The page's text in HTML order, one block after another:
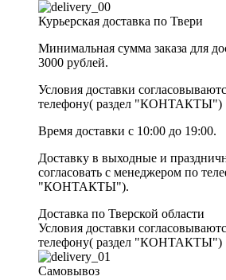
Курьерская доставка по Твери
Минимальная сумма заказа для
3000 рублей.
Условия доставки
телефону( раздел "КОНТАКТЫ")
Время доставки с 10:00 до 19:00.
Доставку в выходные и
согласовать с менеджером по
"КОНТАКТЫ").
Доставка по Тверской области
Условия доставки
телефону( раздел "КОНТАКТЫ")
Самовывоз